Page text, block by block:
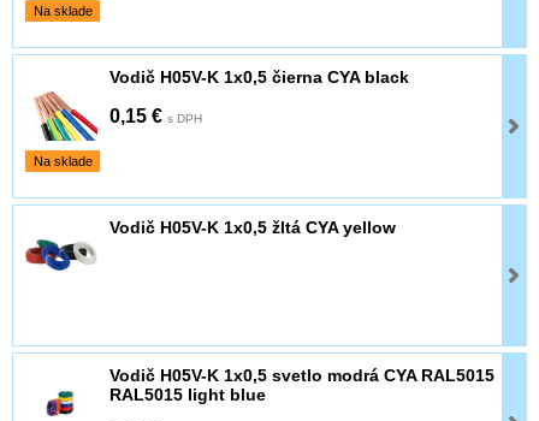
Na sklade
Na sklade
Vodič H05V-K 1x0,5 čierna CYA black
0,15 € s DPH
Vodič H05V-K 1x0,5 žltá CYA yellow
Vodič H05V-K 1x0,5 svetlo modrá CYA RAL5015
RAL5015 light blue